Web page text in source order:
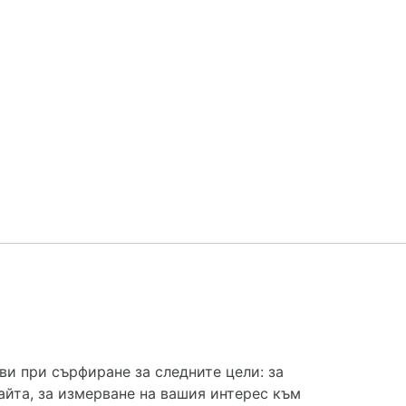
НЕ търгува с лекарствени продукти и
цели. Същата се предоставя без всякаква
при сърфиране за следните цели: за
, за измерване на вашия интерес към